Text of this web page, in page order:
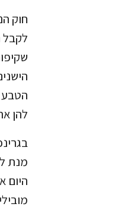
חוק
לקבל
הטבע
להן
מנת
היום